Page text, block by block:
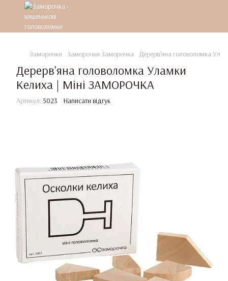
Заморочки Заморочки Заморочка Дерерв'яна головоломка
Дерерв'яна головоломка Уламки
Келиха | Міні ЗАМОРОЧКА
Артикул: 5023 Написати відгук